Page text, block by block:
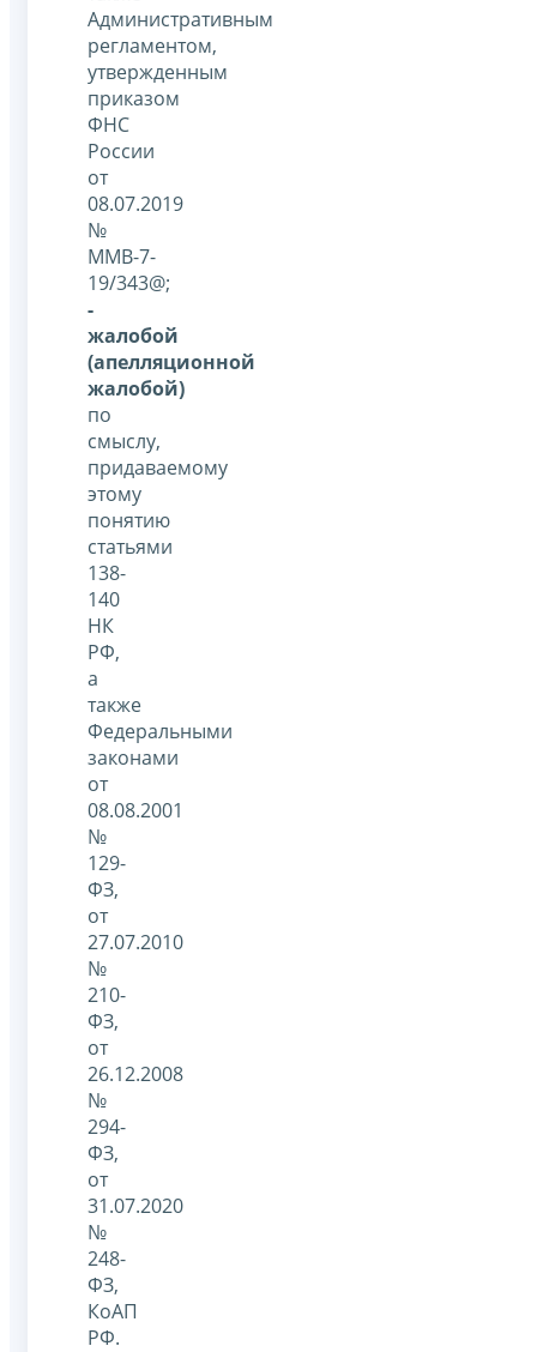
Административным
регламентом,
утвержденным
приказом
ФНС
России
от
08.07.2019
№
ММВ-7-
19/343@;
-
жалобой
(апелляционной
жалобой)
по
смыслу,
придаваемому
этому
понятию
статьями
138-
140
НК
РФ,
а
также
Федеральными
законами
от
08.08.2001
№
129-
ФЗ,
от
27.07.2010
№
210-
ФЗ,
от
26.12.2008
№
294-
ФЗ,
от
31.07.2020
№
248-
ФЗ,
КоАП
РФ.